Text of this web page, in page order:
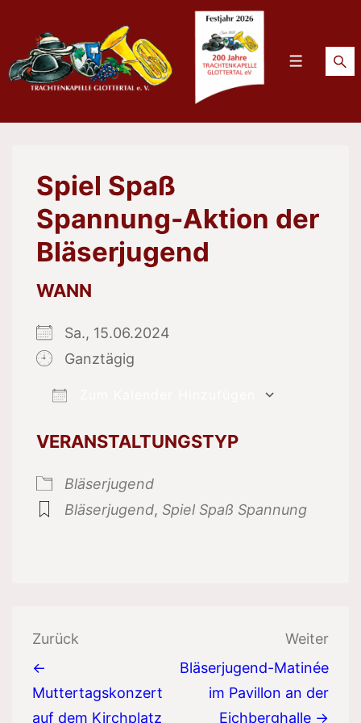
Inhalt
Menü
Spiel Spaß
Spannung-Aktion der
Bläserjugend
WANN
Sa., 15.06.2024
Ganztägig
VERANSTALTUNGSTYP
Bläserjugend
Bläserjugend, Spiel Spaß Spannung
Beitragsnavigation
Zurück
←
Muttertagskonzert
auf dem Kirchplatz
Weiter
Bläserjugend-Matinée
im Pavillon an der
Eichberghalle →